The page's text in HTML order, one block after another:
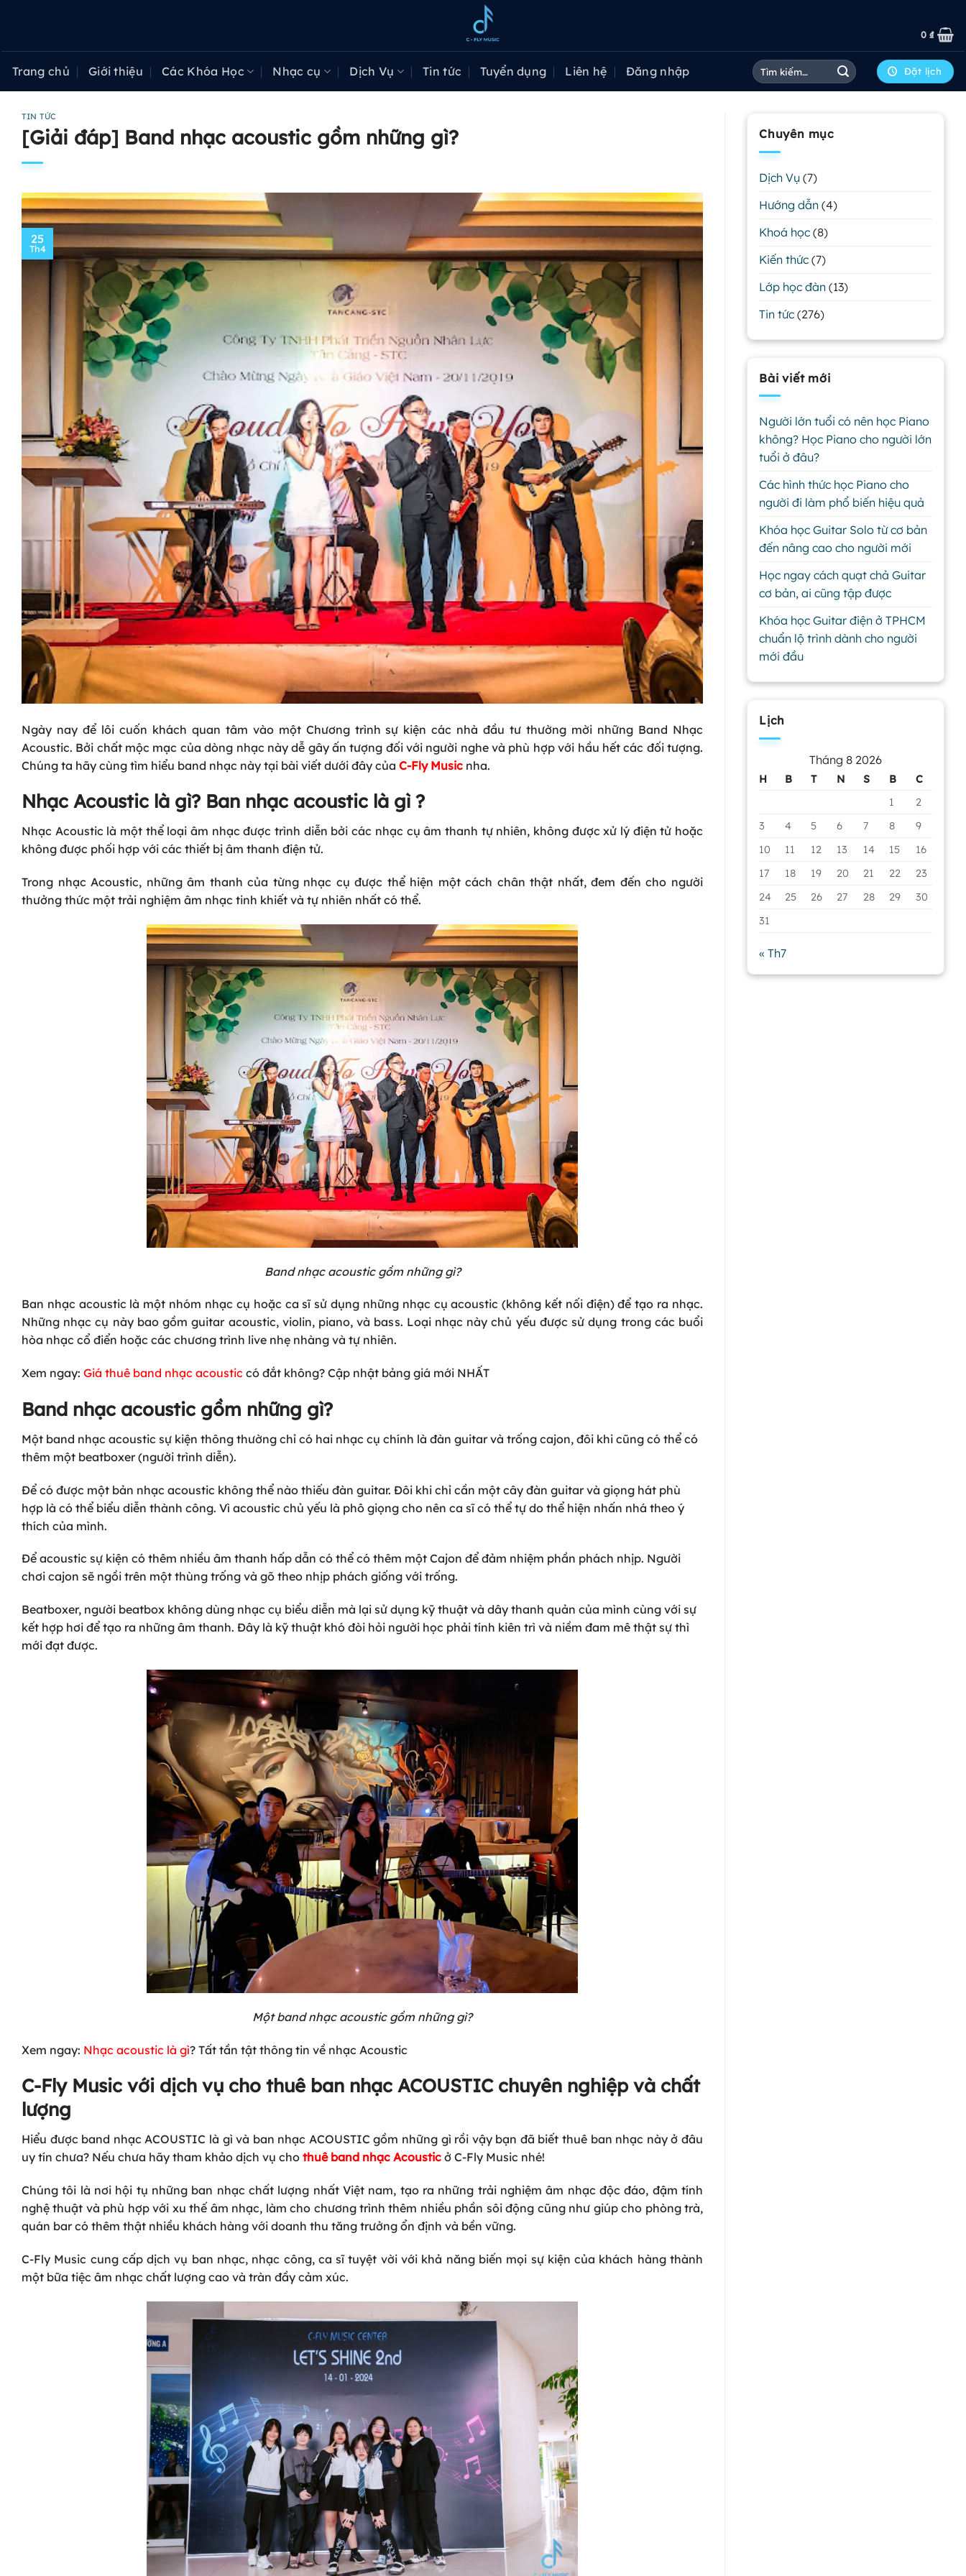
0 ₫
Trang chủ Giới thiệu Các Khóa Học Nhạc cụ Dịch Vụ Tin tức Tuyển dụng Liên hệ Đăng nhập
Tìm
kiếm:
Đặt lịch
TIN TỨC
[Giải đáp] Band nhạc acoustic gồm những gì?
25
Th4
Ngày nay để lôi cuốn khách quan tâm vào một Chương trình sự kiện các nhà đầu tư thường mời những Band Nhạc
Acoustic. Bởi chất mộc mạc của dòng nhạc này dễ gây ấn tượng đối với người nghe và phù hợp với hầu hết các đối tượng.
Chúng ta hãy cùng tìm hiểu band nhạc này tại bài viết dưới đây của C-Fly Music nha.
Nhạc Acoustic là gì? Ban nhạc acoustic là gì ?
Nhạc Acoustic là một thể loại âm nhạc được trình diễn bởi các nhạc cụ âm thanh tự nhiên, không được xử lý điện tử hoặc
không được phối hợp với các thiết bị âm thanh điện tử.
Trong nhạc Acoustic, những âm thanh của từng nhạc cụ được thể hiện một cách chân thật nhất, đem đến cho người
thưởng thức một trải nghiệm âm nhạc tinh khiết và tự nhiên nhất có thể.
Band nhạc acoustic gồm những gì?
Ban nhạc acoustic là một nhóm nhạc cụ hoặc ca sĩ sử dụng những nhạc cụ acoustic (không kết nối điện) để tạo ra nhạc.
Những nhạc cụ này bao gồm guitar acoustic, violin, piano, và bass. Loại nhạc này chủ yếu được sử dụng trong các buổi
hòa nhạc cổ điển hoặc các chương trình live nhẹ nhàng và tự nhiên.
Xem ngay: Giá thuê band nhạc acoustic có đắt không? Cập nhật bảng giá mới NHẤT
Band nhạc acoustic gồm những gì?
Một band nhạc acoustic sự kiện thông thường chỉ có hai nhạc cụ chính là đàn guitar và trống cajon, đôi khi cũng có thể có
thêm một beatboxer (người trình diễn).
Để có được một bản nhạc acoustic không thể nào thiếu đàn guitar. Đôi khi chỉ cần một cây đàn guitar và giọng hát phù
hợp là có thể biểu diễn thành công. Vì acoustic chủ yếu là phô giọng cho nên ca sĩ có thể tự do thể hiện nhấn nhá theo ý
thích của mình.
Để acoustic sự kiện có thêm nhiều âm thanh hấp dẫn có thể có thêm một Cajon để đảm nhiệm phần phách nhịp. Người
chơi cajon sẽ ngồi trên một thùng trống và gõ theo nhịp phách giống với trống.
Beatboxer, người beatbox không dùng nhạc cụ biểu diễn mà lại sử dụng kỹ thuật và dây thanh quản của mình cùng với sự
kết hợp hơi để tạo ra những âm thanh. Đây là kỹ thuật khó đòi hỏi người học phải tính kiên trì và niềm đam mê thật sự thì
mới đạt được.
Một band nhạc acoustic gồm những gì?
Xem ngay: Nhạc acoustic là gì? Tất tần tật thông tin về nhạc Acoustic
C-Fly Music với dịch vụ cho thuê ban nhạc ACOUSTIC chuyên nghiệp và chất
lượng
Hiểu được band nhạc ACOUSTIC là gì và ban nhạc ACOUSTIC gồm những gì rồi vậy bạn đã biết thuê ban nhạc này ở đâu
uy tín chưa? Nếu chưa hãy tham khảo dịch vụ cho thuê band nhạc Acoustic ở C-Fly Music nhé!
Chúng tôi là nơi hội tụ những ban nhạc chất lượng nhất Việt nam, tạo ra những trải nghiệm âm nhạc độc đáo, đậm tính
nghệ thuật và phù hợp với xu thế âm nhạc, làm cho chương trình thêm nhiều phần sôi động cũng như giúp cho phòng trà,
quán bar có thêm thật nhiều khách hàng với doanh thu tăng trưởng ổn định và bền vững.
C-Fly Music cung cấp dịch vụ ban nhạc, nhạc công, ca sĩ tuyệt vời với khả năng biến mọi sự kiện của khách hàng thành
một bữa tiệc âm nhạc chất lượng cao và tràn đầy cảm xúc.
Chuyên mục
Dịch Vụ (7)
Hướng dẫn (4)
Khoá học (8)
Kiến thức (7)
Lớp học đàn (13)
Tin tức (276)
Bài viết mới
Người lớn tuổi có nên học Piano
không? Học Piano cho người lớn
tuổi ở đâu?
Các hình thức học Piano cho
người đi làm phổ biến hiệu quả
Khóa học Guitar Solo từ cơ bản
đến nâng cao cho người mới
Học ngay cách quạt chả Guitar
cơ bản, ai cũng tập được
Khóa học Guitar điện ở TPHCM
chuẩn lộ trình dành cho người
mới đầu
Lịch
Tháng 8 2026
H B T N S B
C
1
2
3
4 5 6 7 8
9
10
11 12 13 14 15
16
17
18 19 20 21 22
23
24
25 26 27 28 29
30
31
« Th7